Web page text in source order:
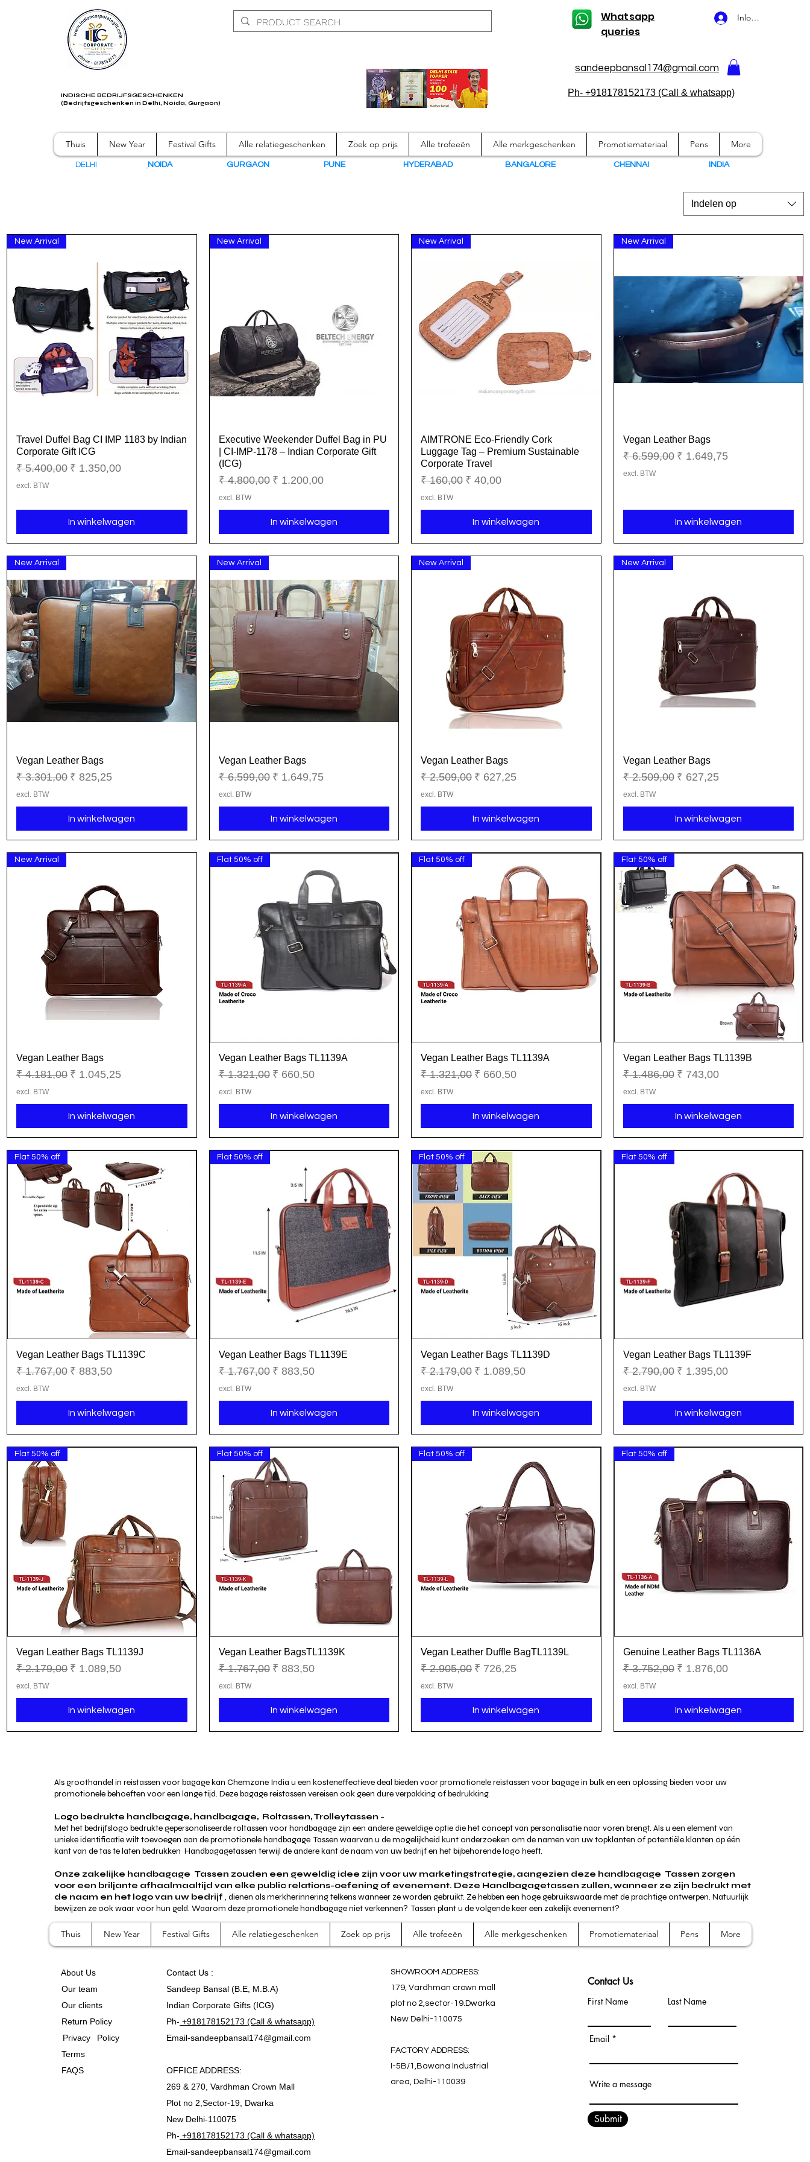
INDISCHE BEDRIJFSGESCHENKEN
(Bedrijfsgeschenken in Delhi, Noida, Gurgaon)
Whatsapp
queries
Inloggen
sandeepbansal174@gmail.com
Ph- +918178152173 (Call & whatsapp)
Thuis New Year Festival Gifts Alle relatiegeschenken Zoek op prijs Alle trofeeën Alle merkgeschenken Promotiemateriaal Pens More
DELHI NOIDA GURGAON PUNE HYDERABAD BANGALORE CHENNAI NDIA
Indelen op
Snel overzicht
New Arrival
Travel Duffel Bag CI IMP 1183 by Indian
Corporate Gift ICG
Normale prijs
₹ 5.400,00 Verkoopprijs
₹ 1.350,00
excl. BTW
In winkelwagen
Snel overzicht
New Arrival
Executive Weekender Duffel Bag in PU
| CI-IMP-1178 – Indian Corporate Gift
(ICG)
Normale prijs
₹ 4.800,00 Verkoopprijs
₹ 1.200,00
excl. BTW
In winkelwagen
Snel overzicht
New Arrival
AIMTRONE Eco-Friendly Cork
Luggage Tag – Premium Sustainable
Corporate Travel
Normale prijs
₹ 160,00 Verkoopprijs
₹ 40,00
excl. BTW
In winkelwagen
Snel overzicht
New Arrival
Vegan Leather Bags
Normale prijs
₹ 6.599,00 Verkoopprijs
₹ 1.649,75
excl. BTW
In winkelwagen
Snel overzicht
New Arrival
Vegan Leather Bags
Normale prijs
₹ 3.301,00 Verkoopprijs
₹ 825,25
excl. BTW
In winkelwagen
Snel overzicht
New Arrival
Vegan Leather Bags
Normale prijs
₹ 6.599,00 Verkoopprijs
₹ 1.649,75
excl. BTW
In winkelwagen
Snel overzicht
New Arrival
Vegan Leather Bags
Normale prijs
₹ 2.509,00 Verkoopprijs
₹ 627,25
excl. BTW
In winkelwagen
Snel overzicht
New Arrival
Vegan Leather Bags
Normale prijs
₹ 2.509,00 Verkoopprijs
₹ 627,25
excl. BTW
In winkelwagen
Snel overzicht
New Arrival
Vegan Leather Bags
Normale prijs
₹ 4.181,00 Verkoopprijs
₹ 1.045,25
excl. BTW
In winkelwagen
Snel overzicht
Flat 50% off
Vegan Leather Bags TL1139A
Normale prijs
₹ 1.321,00 Verkoopprijs
₹ 660,50
excl. BTW
In winkelwagen
Snel overzicht
Flat 50% off
Vegan Leather Bags TL1139A
Normale prijs
₹ 1.321,00 Verkoopprijs
₹ 660,50
excl. BTW
In winkelwagen
Snel overzicht
Flat 50% off
Vegan Leather Bags TL1139B
Normale prijs
₹ 1.486,00 Verkoopprijs
₹ 743,00
excl. BTW
In winkelwagen
Snel overzicht
Flat 50% off
Vegan Leather Bags TL1139C
Normale prijs
₹ 1.767,00 Verkoopprijs
₹ 883,50
excl. BTW
In winkelwagen
Snel overzicht
Flat 50% off
Vegan Leather Bags TL1139E
Normale prijs
₹ 1.767,00 Verkoopprijs
₹ 883,50
excl. BTW
In winkelwagen
Snel overzicht
Flat 50% off
Vegan Leather Bags TL1139D
Normale prijs
₹ 2.179,00 Verkoopprijs
₹ 1.089,50
excl. BTW
In winkelwagen
Snel overzicht
Flat 50% off
Vegan Leather Bags TL1139F
Normale prijs
₹ 2.790,00 Verkoopprijs
₹ 1.395,00
excl. BTW
In winkelwagen
Snel overzicht
Flat 50% off
Vegan Leather Bags TL1139J
Normale prijs
₹ 2.179,00 Verkoopprijs
₹ 1.089,50
excl. BTW
In winkelwagen
Snel overzicht
Flat 50% off
Vegan Leather BagsTL1139K
Normale prijs
₹ 1.767,00 Verkoopprijs
₹ 883,50
excl. BTW
In winkelwagen
Snel overzicht
Flat 50% off
Vegan Leather Duffle BagTL1139L
Normale prijs
₹ 2.905,00 Verkoopprijs
₹ 726,25
excl. BTW
In winkelwagen
Snel overzicht
Flat 50% off
Genuine Leather Bags TL1136A
Normale prijs
₹ 3.752,00 Verkoopprijs
₹ 1.876,00
excl. BTW
In winkelwagen
Als groothandel in reistassen voor bagage kan Chemzone India u een kosteneffectieve deal bieden voor promotionele reistassen voor bagage in bulk en een oplossing bieden voor uw
promotionele behoeften voor een lange tijd. Deze bagage reistassen vereisen ook geen dure verpakking of bedrukking.
Logo bedrukte handbagage, handbagage, Roltassen, Trolleytassen -
Met het bedrijfslogo bedrukte gepersonaliseerde roltassen voor handbagage zijn een andere geweldige optie die het concept van personalisatie naar voren brengt. Als u een element van
unieke identificatie wilt toevoegen aan de promotionele handbagage Tassen waarvan u de mogelijkheid kunt onderzoeken om de namen van uw topklanten of potentiële klanten op één
kant van de tas te laten bedrukken Handbagagetassen terwijl de andere kant de naam van uw bedrijf en het bijbehorende logo heeft.
Onze zakelijke handbagage Tassen zouden een geweldig idee zijn voor uw marketingstrategie, aangezien deze handbagage Tassen zorgen
voor een briljante afhaalmaaltijd van elke public relations-oefening of evenement. Deze Handbagagetassen zullen, wanneer ze zijn bedrukt met
de naam en het logo van uw bedrijf , dienen als merkherinnering telkens wanneer ze worden gebruikt. Ze hebben een hoge gebruikswaarde met de prachtige ontwerpen. Natuurlijk
bewijzen ze ook waar voor hun geld. Waarom deze promotionele handbagage niet verkennen? Tassen plant u de volgende keer een zakelijk evenement?
Thuis New Year Festival Gifts Alle relatiegeschenken Zoek op prijs Alle trofeeën Alle merkgeschenken Promotiemateriaal Pens More
About Us
Our team
Our clients
Return Policy
Privacy Policy
Terms
FAQS
Contact Us :
Sandeep Bansal (B.E, M.B.A)
Indian Corporate Gifts (ICG)
Ph- +918178152173 (Call & whatsapp)
Email-sandeepbansal174@gmail.com
OFFICE ADDRESS:
269 & 270, Vardhman Crown Mall
Plot no 2,Sector-19, Dwarka
New Delhi-110075
Ph- +918178152173 (Call & whatsapp)
Email-sandeepbansal174@gmail.com
SHOWROOM ADDRESS:
179, Vardhman crown mall
plot no 2,sector-19.Dwarka
New Delhi-110075
FACTORY ADDRESS:
I-5B/1,Bawana Industrial
area, Delhi-110039
Contact Us
First Name Last Name
Email
Write a message
Submit